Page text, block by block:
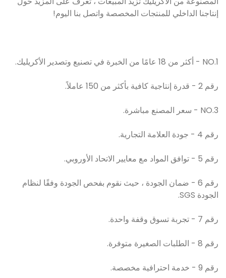
إنتاجنا الداخلي للمنتجات المخصصة واتصل بنا اليوم!
NO.1 - أكثر من 18 عامًا من الخبرة في تصنيع وتصدير الأكريليك.
رقم 2 - قدرة إنتاجية كافية بأكثر من 150 عاملاً.
NO.3 - سعر المصنع مباشرة.
رقم 4 - جودة العلامة التجارية.
رقم 5 - توافق المواد مع معايير الاتحاد الأوروبي.
رقم 6 - ضمان الجودة ، حيث نقوم بفحص الجودة وفقًا لنظام
الجودة SGS.
رقم 7 - تجربة تسوق وقفة واحدة.
رقم 8 - الطلبات الصغيرة متوفرة.
رقم 9 - خدمة احترافية مخصصة.